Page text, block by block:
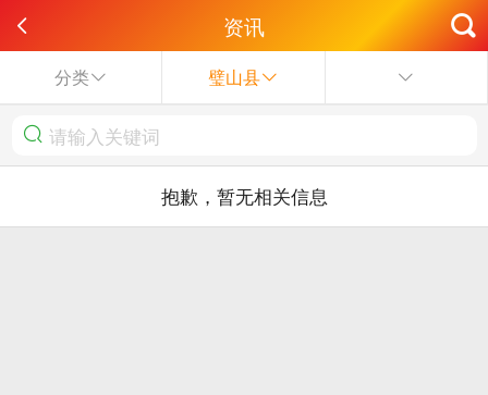
资讯
分类 璧山县
抱歉，暂无相关信息